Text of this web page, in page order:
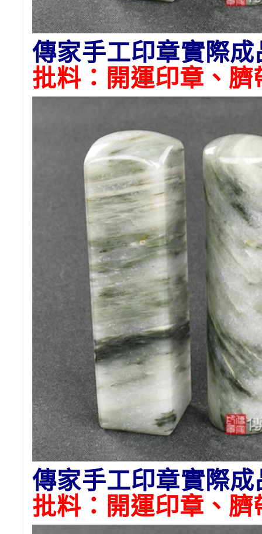
傳家手工印章實際成
批料：開運印章、
傳家手工印章實際成
批料：開運印章、